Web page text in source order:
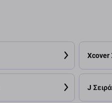
Xcover
J Σειρά